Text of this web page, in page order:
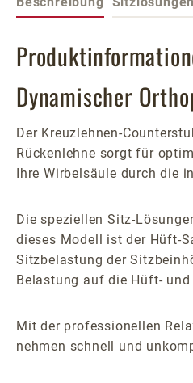
Dynamischer
Der Kreuzlehnen-
Rückenlehne sorgt für
Ihre Wirbelsäule durch die
Die speziellen Sitz-
dieses Modell ist der Hüft-
Sitzbelastung der
Belastung auf die Hüft-
Mit der professionellen
nehmen schnell und